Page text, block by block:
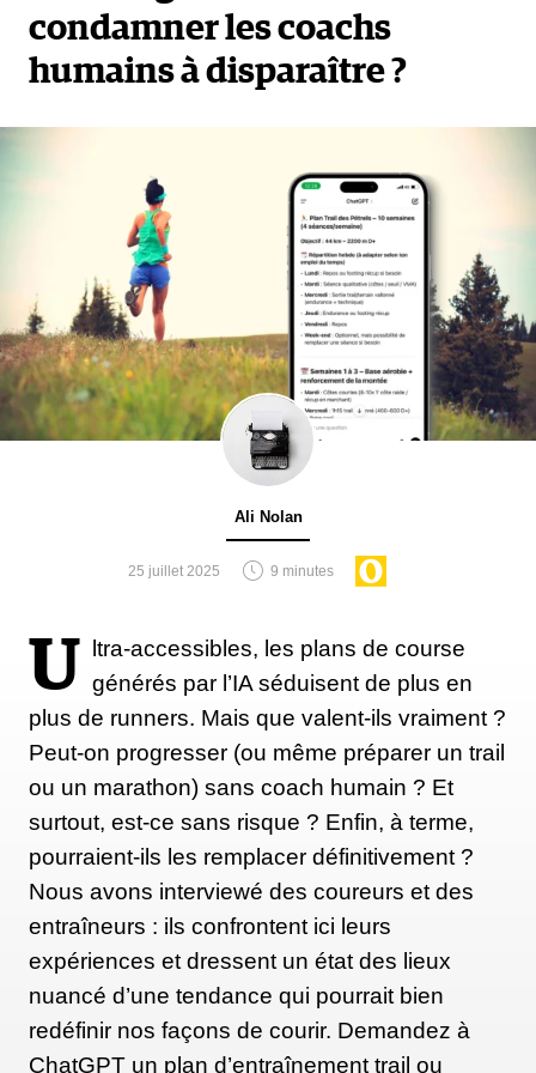
Benoît Zwierzchiewski et les 9 coureurs de la BZ Team. (BZ Team)
Pendant des mois, à hauteur de 3000€ par mois, il a
financé l’intégralité des frais liés aux besoins
quotidiens des athlètes tout en proposant un stage
d'entraînement, un suivi nutritionnel et
kinésithérapique en collaboration avec le « JC Iten
Kenya Training Camp
», dirigé par Claude
distance les Kenyans n'avaient pas le potentiel d'être
bons, je prouverai le contraire en les accompagnant
médiatisées, ni même hyper reconnues au niveau
mondial alors il n'y a pas vraiment d'argent. J'ai
envie d'ouvrir la voie aux Kenyans» souligne
Benoît.« Grâce au soutien de mon équipe, Laurie,
Océane et Dylan, j'ambitionne de monter une équipe
pro afin de les accompagner à l'avenir. On ne va pas
les renvoyer au Kenya sans espoir, sans cette
dynamique».
condamner les coachs
humains à disparaître ?
Ali Nolan
25 juillet 2025 9 minutes
U
ltra-accessibles, les plans de course
générés par l’IA séduisent de plus en
plus de runners. Mais que valent-ils vraiment ?
Peut-on progresser (ou même préparer un trail
ou un marathon) sans coach humain ? Et
surtout, est-ce sans risque ? Enfin, à terme,
pourraient-ils les remplacer définitivement ?
Nous avons interviewé des coureurs et des
entraîneurs : ils confrontent ici leurs
expériences et dressent un état des lieux
nuancé d’une tendance qui pourrait bien
redéfinir nos façons de courir. Demandez à
ChatGPT un plan d’entraînement trail ou